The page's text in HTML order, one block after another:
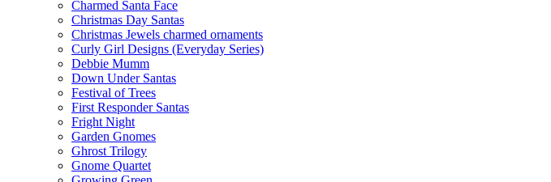
Charmed Santa Face
Christmas Day Santas
Christmas Jewels charmed ornaments
Curly Girl Designs (Everyday Series)
Debbie Mumm
Down Under Santas
Festival of Trees
First Responder Santas
Fright Night
Garden Gnomes
Ghrost Trilogy
Gnome Quartet